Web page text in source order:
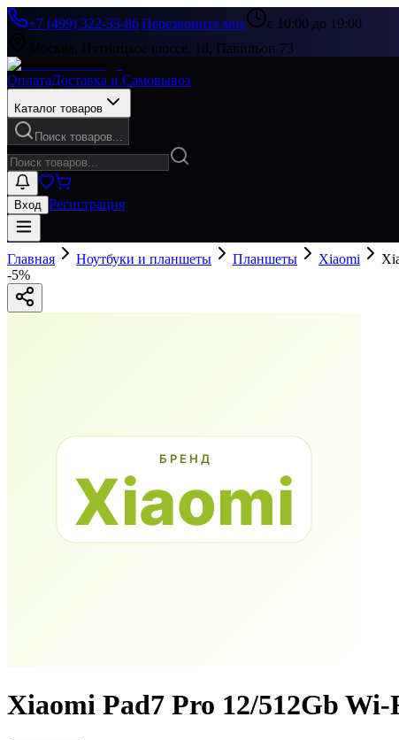
+7 (499) 322-33-86|Перезвоните мне
с 10:00 до 19:00
Москва, Пятницкое шоссе, 18, Павильон 73
ОплатаДоставка и Самовывоз
Каталог товаров
Поиск товаров...
Вход Регистрация
Главная Ноутбуки и планшеты Планшеты Xiaomi
-5%
Xiaomi Pad7 Pro 12/512Gb